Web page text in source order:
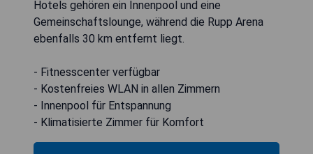
Hotels gehören ein Innenpool und eine
Gemeinschaftslounge, während die Rupp Arena
ebenfalls 30 km entfernt liegt.
- Fitnesscenter verfügbar
- Kostenfreies WLAN in allen Zimmern
- Innenpool für Entspannung
- Klimatisierte Zimmer für Komfort